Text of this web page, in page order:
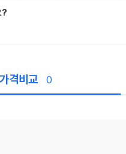
?
가격비교 0